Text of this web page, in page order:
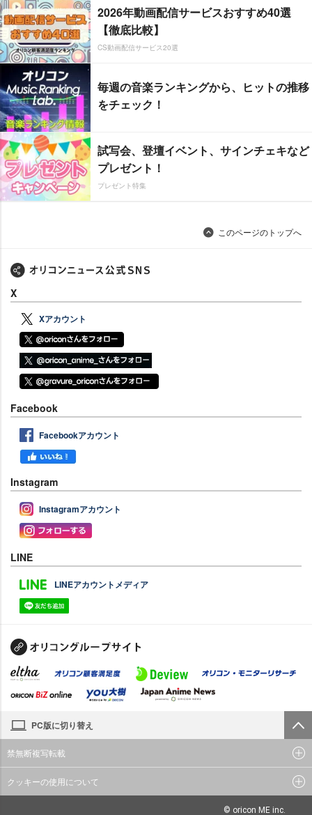
2026年動画配信サービスおすすめ40選
【徹底比較】
CS動画配信サービス20選
毎週の音楽ランキングから、ヒットの推移
をチェック！
試写会、登壇イベント、サインチェキなど
プレゼント！
プレゼント特集
このページのトップへ
X
Xアカウント
Facebook
Facebookアカウント
Instagram
Instagramアカウント
LINE
LINEアカウントメディア
PC版に切り替え
禁無断複写転載
クッキーの使用について
© oricon ME inc.